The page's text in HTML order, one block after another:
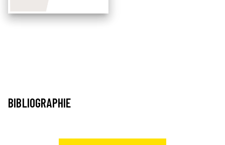
BIBLIOGRAPHIE